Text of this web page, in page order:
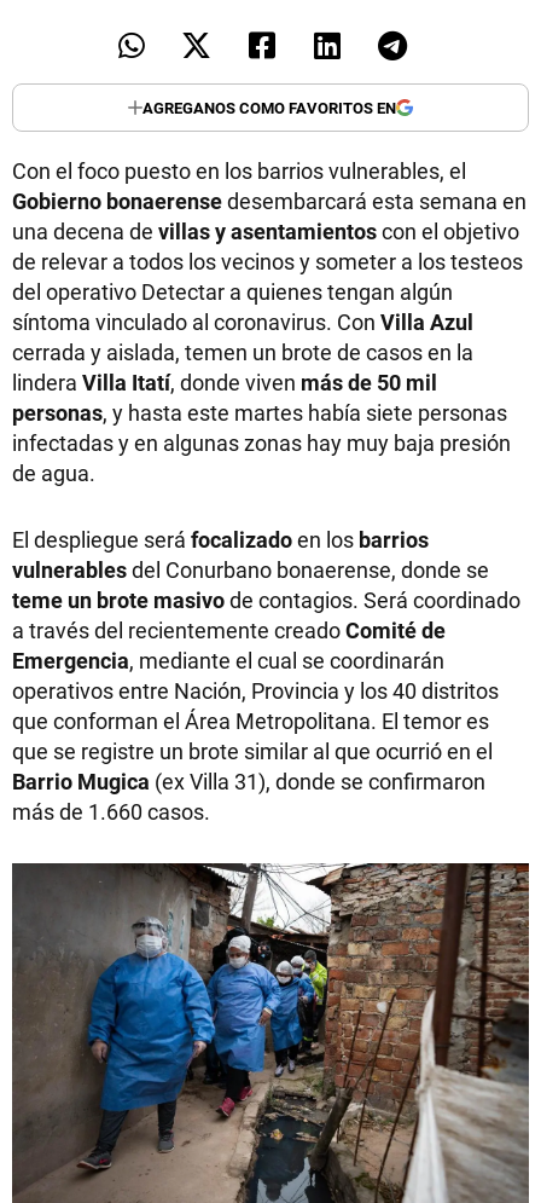
AGREGANOS COMO FAVORITOS EN
Con el foco puesto en los barrios vulnerables, el
Gobierno bonaerensedesembarcará esta semana en
una decena de villas y asentamientoscon el objetivo
de relevar a todos los vecinos y someter a los testeos
del operativo Detectar a quienes tengan algún
síntoma vinculado al coronavirus. Con Villa Azul
cerrada y aislada, temen un brote de casos en la
lindera Villa Itatí, donde viven más de 50 mil
personas, y hasta este martes había siete personas
infectadas y en algunas zonas hay muy baja presión
de agua.
El despliegue será focalizadoen los barrios
vulnerablesdel Conurbano bonaerense, donde se
teme un brote masivode contagios. Será coordinado
a través del recientemente creadoComité de
Emergencia, mediante el cual se coordinarán
operativos entre Nación, Provincia y los 40 distritos
que conforman el Área Metropolitana. El temor es
que se registre un brote similar al que ocurrió en el
Barrio Mugica (ex Villa 31), donde se confirmaron
más de 1.660 casos.